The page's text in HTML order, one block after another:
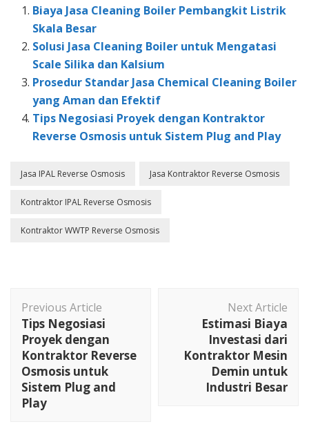
Biaya Jasa Cleaning Boiler Pembangkit Listrik
Skala Besar
Solusi Jasa Cleaning Boiler untuk Mengatasi
Scale Silika dan Kalsium
Prosedur Standar Jasa Chemical Cleaning Boiler
yang Aman dan Efektif
Tips Negosiasi Proyek dengan Kontraktor
Reverse Osmosis untuk Sistem Plug and Play
Jasa IPAL Reverse Osmosis Jasa Kontraktor Reverse Osmosis
Kontraktor IPAL Reverse Osmosis
Kontraktor WWTP Reverse Osmosis
Navigation
Previous Article
Tips Negosiasi
Proyek dengan
Kontraktor Reverse
Osmosis untuk
Sistem Plug and
Play
Next Article
Estimasi Biaya
Investasi dari
Kontraktor Mesin
Demin untuk
Industri Besar